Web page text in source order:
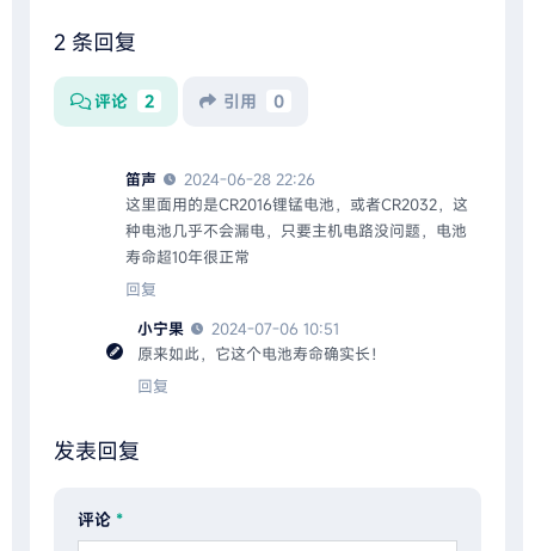
2 条回复
评论 2 引用 0
笛声
2024-06-28 22:26
这里面用的是CR2016锂锰电池，或者CR2032，这
种电池几乎不会漏电，只要主机电路没问题，电池
寿命超10年很正常
回复
小宁果
2024-07-06 10:51
原来如此，它这个电池寿命确实长！
回复
发表回复
评论 *